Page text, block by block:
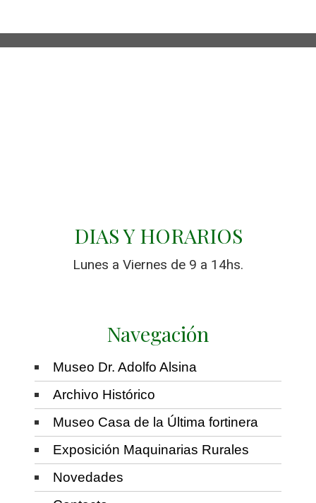
DIAS Y HORARIOS
Lunes a Viernes de 9 a 14hs.
Navegación
Museo Dr. Adolfo Alsina
Archivo Histórico
Museo Casa de la Última fortinera
Exposición Maquinarias Rurales
Novedades